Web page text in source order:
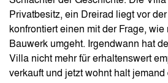
Privatbesitz, ein Dreirad liegt vor
konfrontiert einen mit der Frage, wie
Bauwerk umgeht. Irgendwann hat
Villa nicht mehr für erhaltenswert
verkauft und jetzt wohnt halt